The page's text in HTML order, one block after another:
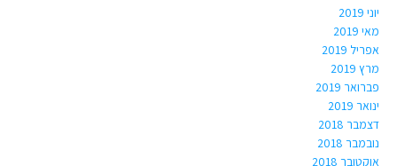
יוני 2019
מאי 2019
אפריל 2019
מרץ 2019
פברואר 2019
ינואר 2019
דצמבר 2018
נובמבר 2018
אוקטובר 2018